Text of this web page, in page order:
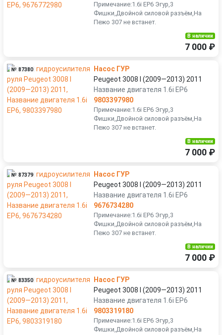
Примечание:1.6i EP6 Эгур,3
Фишки,Двойной силовой разъём,На
Пежо 307 не встанет.
В наличии
7 000 ₽
№ 87380
Насос ГУР
Peugeot 3008 I (2009—2013) 2011
Название двигателя 1.6i EP6
9803397980
Примечание:1.6i EP6 Эгур,3
Фишки,Двойной силовой разъём,На
Пежо 307 не встанет.
В наличии
7 000 ₽
№ 87379
Насос ГУР
Peugeot 3008 I (2009—2013) 2011
Название двигателя 1.6i EP6
9676734280
Примечание:1.6i EP6 Эгур,3
Фишки,Двойной силовой разъём,На
Пежо 307 не встанет.
В наличии
7 000 ₽
№ 83350
Насос ГУР
Peugeot 3008 I (2009—2013) 2011
Название двигателя 1.6i EP6
9803319180
Примечание:1.6i EP6 Эгур,3
Фишки,Двойной силовой разъём,На